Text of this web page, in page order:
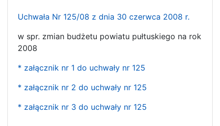
Uchwała Nr 125/08 z dnia 30 czerwca 2008 r.
w spr. zmian budżetu powiatu pułtuskiego na rok
2008
* załącznik nr 1 do uchwały nr 125
* załącznik nr 2 do uchwały nr 125
* załącznik nr 3 do uchwały nr 125